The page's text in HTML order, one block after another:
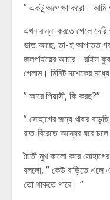
” একটু অপেক্ষা করো। আমি
এখন রান্না করতে গেলে
ভাত আছে, তা-ই আপাতত
জলপাইয়ের আচার। রাইস
গেলাম। মিনিট দশেকের
” আরে পিয়াসী, কি করছ?”
” সোহাগের জন্য খাবার
রাত-বিরেতে অন্যের ঘরে
চৈতী মুখ কালো করে
বললো, ” কেউ বাড়িতে এলে
তো থাকতে পারে। “